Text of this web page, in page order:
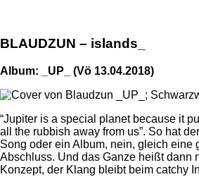
BLAUDZUN – islands_
Album: _UP_ (Vö 13.04.2018)
“Jupiter is a special planet because it
all the rubbish away from us”. So hat
Song oder ein Album, nein, gleich
Abschluss. Und das Ganze heißt dann
Konzept, der Klang bleibt beim catchy